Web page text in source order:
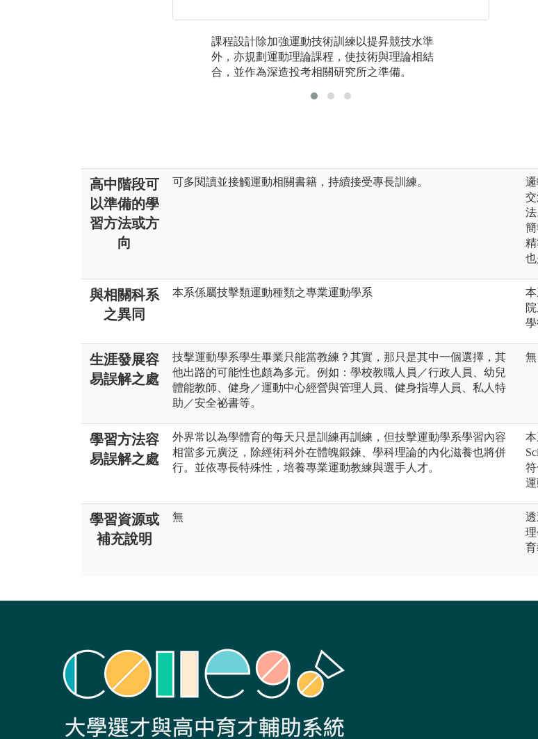
課程設計除加強運動技術訓練以提昇競技水準
外，亦規劃運動理論課程，使技術與理論相結
合，並作為深造投考相關研究所之準備。
高中階段可
以準備的學
習方法或方
向
可多閱讀並接觸運動相關書籍，持續接受專長訓練。
法
也
與相關科系
之異同
本系係屬技擊類運動種類之專業運動學系
學
生涯發展容
易誤解之處
技擊運動學系學生畢業只能當教練？其實，那只是其中一個選擇，其
他出路的可能性也頗為多元。例如：學校教職人員／行政人員、幼兒
體能教師、健身／運動中心經營與管理人員、健身指導人員、私人特
助／安全祕書等。
無
學習方法容
易誤解之處
外界常以為學體育的每天只是訓練再訓練，但技擊運動學系學習內容
相當多元廣泛，除經術科外在體魄鍛鍊、學科理論的內化滋養也將併
行。並依專長特殊性，培養專業運動教練與選手人才。
學習資源或
補充說明
無
育